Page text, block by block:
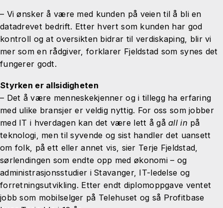
– Vi ønsker å være med kunden på veien til å bli en
datadrevet bedrift. Etter hvert som kunden har god
kontroll og at oversikten bidrar til verdiskaping, blir vi
mer som en rådgiver, forklarer Fjeldstad som synes det
fungerer godt.
Styrken er allsidigheten
– Det å være menneskekjenner og i tillegg ha erfaring
med ulike bransjer er veldig nyttig. For oss som jobber
med IT i hverdagen kan det være lett å gåall in på
teknologi, men til syvende og sist handler det uansett
om folk, på ett eller annet vis, sier Terje Fjeldstad,
sørlendingen som endte opp med økonomi – og
administrasjonsstudier i Stavanger, IT-ledelse og
forretningsutvikling. Etter endt diplomoppgave ventet
jobb som mobilselger på Telehuset og så Profitbase